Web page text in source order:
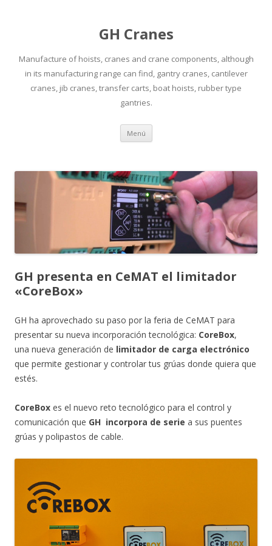
GH Cranes
Manufacture of hoists, cranes and crane components, although
in its manufacturing range can find, gantry cranes, cantilever
cranes, jib cranes, transfer carts, boat hoists, rubber type
gantries.
Menú Saltar
contenido
GH presenta en CeMAT el limitador
«CoreBox»
GH ha aprovechado su paso por la feria de CeMAT para
presentar su nueva incorporación tecnológica: CoreBox,
una nueva generación de limitador de carga electrónico
que permite gestionar y controlar tus grúas donde quiera que
estés.
CoreBox es el nuevo reto tecnológico para el control y
comunicación que GH incorpora de serie a sus puentes
grúas y polipastos de cable.